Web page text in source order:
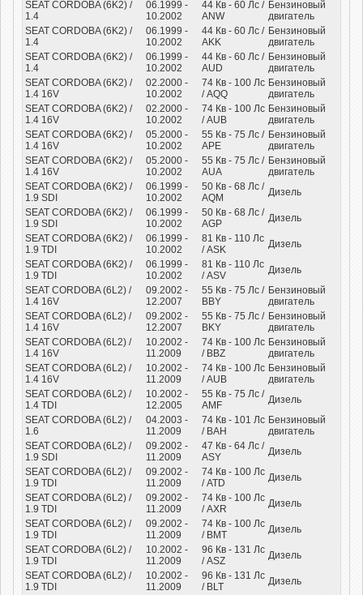
SEAT CORDOBA (6K2) /
1.4
06.1999 -
10.2002
44 Кв - 60 Лс /
ANW
Бензиновый
двигатель
SEAT CORDOBA (6K2) /
1.4
06.1999 -
10.2002
44 Кв - 60 Лс /
AKK
Бензиновый
двигатель
SEAT CORDOBA (6K2) /
1.4
06.1999 -
10.2002
44 Кв - 60 Лс /
AUD
Бензиновый
двигатель
SEAT CORDOBA (6K2) /
1.4 16V
02.2000 -
10.2002
74 Кв - 100 Лс
/ AQQ
Бензиновый
двигатель
SEAT CORDOBA (6K2) /
1.4 16V
02.2000 -
10.2002
74 Кв - 100 Лс
/ AUB
Бензиновый
двигатель
SEAT CORDOBA (6K2) /
1.4 16V
05.2000 -
10.2002
55 Кв - 75 Лс /
APE
Бензиновый
двигатель
SEAT CORDOBA (6K2) /
1.4 16V
05.2000 -
10.2002
55 Кв - 75 Лс /
AUA
Бензиновый
двигатель
SEAT CORDOBA (6K2) /
1.9 SDI
06.1999 -
10.2002
50 Кв - 68 Лс /
AQM
Дизель
SEAT CORDOBA (6K2) /
1.9 SDI
06.1999 -
10.2002
50 Кв - 68 Лс /
AGP
Дизель
SEAT CORDOBA (6K2) /
1.9 TDI
06.1999 -
10.2002
81 Кв - 110 Лс
/ ASK
Дизель
SEAT CORDOBA (6K2) /
1.9 TDI
06.1999 -
10.2002
81 Кв - 110 Лс
/ ASV
Дизель
SEAT CORDOBA (6L2) /
1.4 16V
09.2002 -
12.2007
55 Кв - 75 Лс /
BBY
Бензиновый
двигатель
SEAT CORDOBA (6L2) /
1.4 16V
09.2002 -
12.2007
55 Кв - 75 Лс /
BKY
Бензиновый
двигатель
SEAT CORDOBA (6L2) /
1.4 16V
10.2002 -
11.2009
74 Кв - 100 Лс
/ BBZ
Бензиновый
двигатель
SEAT CORDOBA (6L2) /
1.4 16V
10.2002 -
11.2009
74 Кв - 100 Лс
/ AUB
Бензиновый
двигатель
SEAT CORDOBA (6L2) /
1.4 TDI
10.2002 -
12.2005
55 Кв - 75 Лс /
AMF
Дизель
SEAT CORDOBA (6L2) /
1.6
04.2003 -
11.2009
74 Кв - 101 Лс
/ BAH
Бензиновый
двигатель
SEAT CORDOBA (6L2) /
1.9 SDI
09.2002 -
11.2009
47 Кв - 64 Лс /
ASY
Дизель
SEAT CORDOBA (6L2) /
1.9 TDI
09.2002 -
11.2009
74 Кв - 100 Лс
/ ATD
Дизель
SEAT CORDOBA (6L2) /
1.9 TDI
09.2002 -
11.2009
74 Кв - 100 Лс
/ AXR
Дизель
SEAT CORDOBA (6L2) /
1.9 TDI
09.2002 -
11.2009
74 Кв - 100 Лс
/ BMT
Дизель
SEAT CORDOBA (6L2) /
1.9 TDI
10.2002 -
11.2009
96 Кв - 131 Лс
/ ASZ
Дизель
SEAT CORDOBA (6L2) /
1.9 TDI
10.2002 -
11.2009
96 Кв - 131 Лс
/ BLT
Дизель